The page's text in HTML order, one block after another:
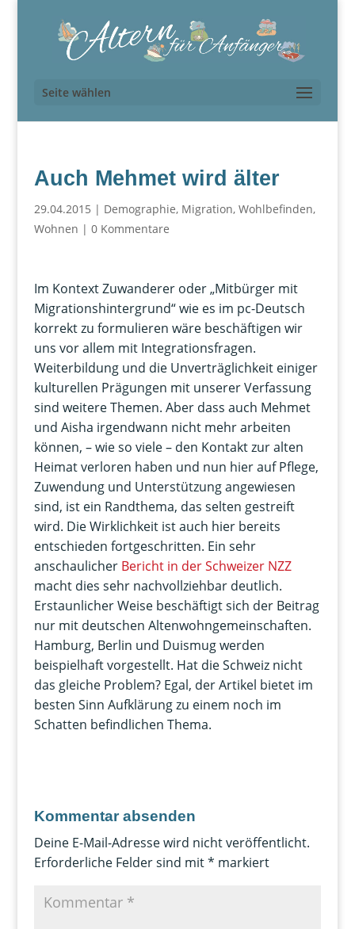
Seite wählen
Auch Mehmet wird älter
29.04.2015 | Demographie, Migration, Wohlbefinden,
Wohnen | 0 Kommentare
Im Kontext Zuwanderer oder „Mitbürger mit
Migrationshintergrund“ wie es im pc-Deutsch
korrekt zu formulieren wäre beschäftigen wir
uns vor allem mit Integrationsfragen.
Weiterbildung und die Unverträglichkeit einiger
kulturellen Prägungen mit unserer Verfassung
sind weitere Themen. Aber dass auch Mehmet
und Aisha irgendwann nicht mehr arbeiten
können, – wie so viele – den Kontakt zur alten
Heimat verloren haben und nun hier auf Pflege,
Zuwendung und Unterstützung angewiesen
sind, ist ein Randthema, das selten gestreift
wird. Die Wirklichkeit ist auch hier bereits
entschieden fortgeschritten. Ein sehr
anschaulicher Bericht in der Schweizer NZZ
macht dies sehr nachvollziehbar deutlich.
Erstaunlicher Weise beschäftigt sich der Beitrag
nur mit deutschen Altenwohngemeinschaften.
Hamburg, Berlin und Duismug werden
beispielhaft vorgestellt. Hat die Schweiz nicht
das gleiche Problem? Egal, der Artikel bietet im
besten Sinn Aufklärung zu einem noch im
Schatten befindlichen Thema.
Kommentar absenden
Deine E-Mail-Adresse wird nicht veröffentlicht.
Erforderliche Felder sind mit* markiert